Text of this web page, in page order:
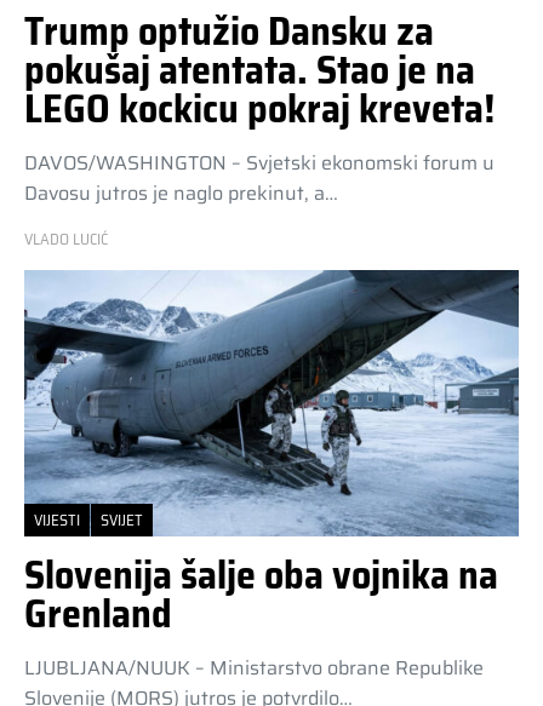
Trump optužio Dansku za
pokušaj atentata. Stao je na
LEGO kockicu pokraj kreveta!
DAVOS/WASHINGTON – Svjetski ekonomski forum u
Davosu jutros je naglo prekinut, a…
VLADO LUCIĆ
VIJESTI SVIJET
Slovenija šalje oba vojnika na
Grenland
LJUBLJANA/NUUK – Ministarstvo obrane Republike
Slovenije (MORS) jutros je potvrdilo…